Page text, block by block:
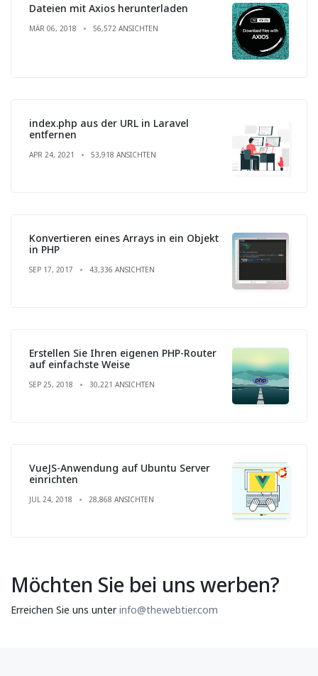
Dateien mit Axios herunterladen
MÄR 06, 2018 56,572 ANSICHTEN
index.php aus der URL in Laravel
entfernen
APR 24, 2021 53,918 ANSICHTEN
Konvertieren eines Arrays in ein Objekt
in PHP
SEP 17, 2017 43,336 ANSICHTEN
Erstellen Sie Ihren eigenen PHP-Router
auf einfachste Weise
SEP 25, 2018 30,221 ANSICHTEN
VueJS-Anwendung auf Ubuntu Server
einrichten
JUL 24, 2018 28,868 ANSICHTEN
Möchten Sie bei uns werben?
Erreichen Sie uns unterinfo@thewebtier.com